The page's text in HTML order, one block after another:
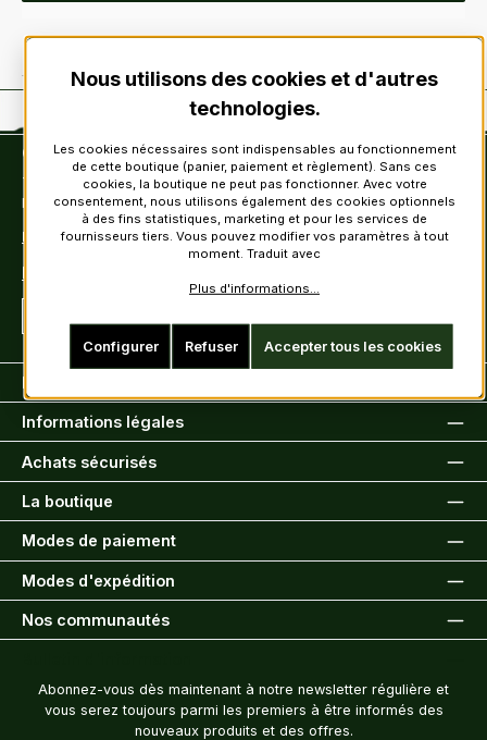
Contact
Tel: +49 (0)6222-388030
Fax: +49 (0)6222-388031
E-Mail: info@kiltsandmore.com
Formulaire de contact
Informations clients
Informations légales
Achats sécurisés
La boutique
Modes de paiement
Modes d'expédition
Nos communautés
Abonnez-vous dès maintenant à notre newsletter régulière et
vous serez toujours parmi les premiers à être informés des
nouveaux produits et des offres.
Nous utilisons des cookies et d'autres
technologies.
Les cookies nécessaires sont indispensables au fonctionnement
de cette boutique (panier, paiement et règlement). Sans ces
cookies, la boutique ne peut pas fonctionner. Avec votre
consentement, nous utilisons également des cookies optionnels
à des fins statistiques, marketing et pour les services de
fournisseurs tiers. Vous pouvez modifier vos paramètres à tout
moment. Traduit avec
Plus d'informations...
Refuser
Configurer Accepter tous les cookies